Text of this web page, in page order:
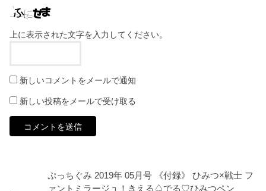
上に表示された文字を入力してください。
新しいコメントをメールで通知
新しい投稿をメールで受け取る
ぷっちぐみ 2019年 05月号 《付録》 ひみつ×戦士 フ
ァントミラージュ！きえる♤でる♡ひみつペン